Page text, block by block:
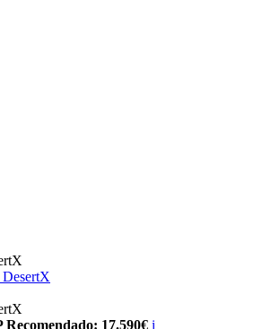
DesertX
Recomendado: 17.590€ i